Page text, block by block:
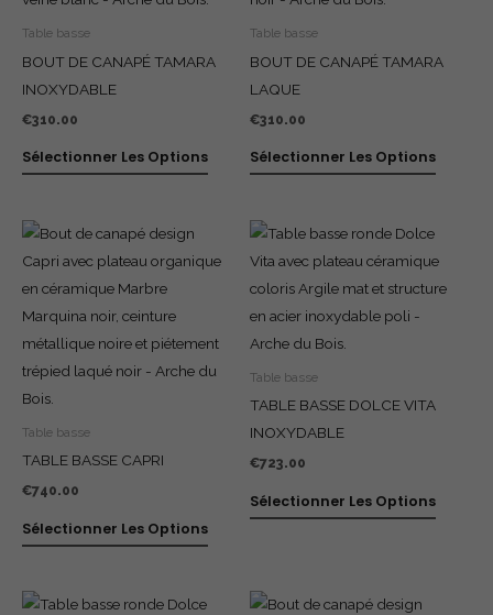
Table basse
BOUT DE CANAPÉ TAMARA
INOXYDABLE
€310.00
Sélectionner Les Options
Table basse
BOUT DE CANAPÉ TAMARA
LAQUE
€310.00
Sélectionner Les Options
Table basse
TABLE BASSE CAPRI
€740.00
Sélectionner Les Options
Table basse
TABLE BASSE DOLCE VITA
INOXYDABLE
€723.00
Sélectionner Les Options